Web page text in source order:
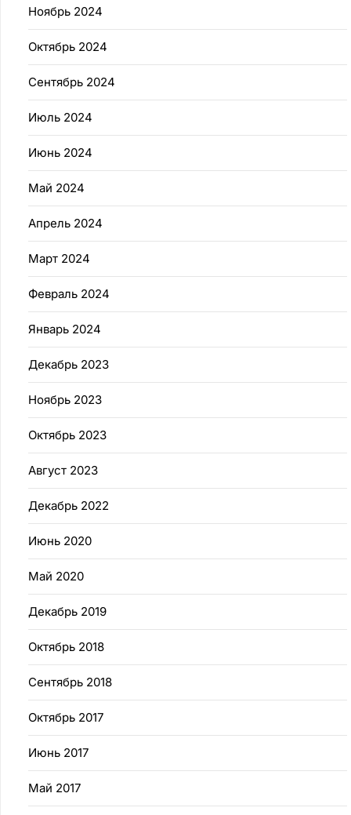
Ноябрь 2024
Октябрь 2024
Сентябрь 2024
Июль 2024
Июнь 2024
Май 2024
Апрель 2024
Март 2024
Февраль 2024
Январь 2024
Декабрь 2023
Ноябрь 2023
Октябрь 2023
Август 2023
Декабрь 2022
Июнь 2020
Май 2020
Декабрь 2019
Октябрь 2018
Сентябрь 2018
Октябрь 2017
Июнь 2017
Май 2017